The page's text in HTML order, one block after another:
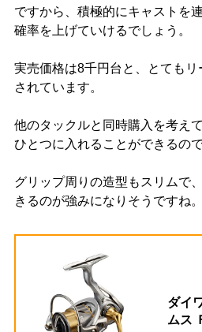
ですから、積極的にキャストを
確率を上げていけるでしょう。
実売価格は8千円台と、とても
されています。
他のタックルと同時購入を考え
ひとつに入れることができるの
グリップ周りの造型もスリムで
きるのが強みになりそうですね。
ダイ
ムス